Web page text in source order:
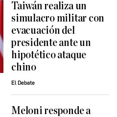
Taiwán realiza un
simulacro militar con
evacuación del
presidente ante un
hipotético ataque
chino
El Debate
Meloni responde a